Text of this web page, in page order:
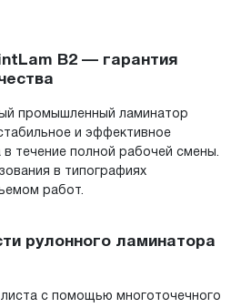
B2 — гарантия
промышленный ламинатор
и эффективное
течение полной рабочей смены.
в типографиях
работ.
рулонного ламинатора
с помощью многоточечного